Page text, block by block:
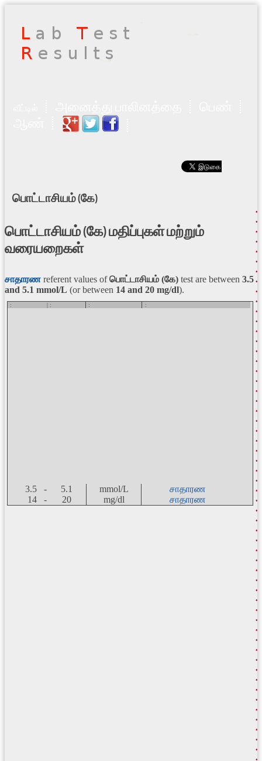
பொட்டாசியம் (கே)
பொட்டாசியம் (கே) மதிப்புகள் மற்றும்
வரையறைகள்
சாதாரண referent values ofபொட்டாசியம் (கே) test are between 3.5
and 5.1 mmol/L (or between 14 and 20 mg/dl).
: | : : :
3.5 - 5.1 mmol/L
சாதாரண
14 -
20 mg/dl சாதாரண